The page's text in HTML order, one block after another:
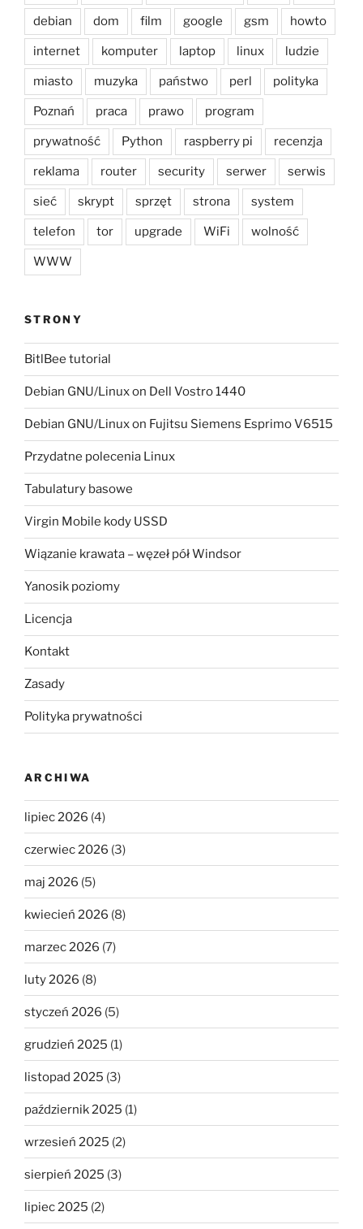
debian dom film google gsm howto
internet komputer laptop linux ludzie
miasto muzyka państwo perl polityka
Poznań praca prawo program
prywatność Python raspberry pi recenzja
reklama router security serwer serwis
sieć skrypt sprzęt strona system
telefon tor upgrade WiFi wolność
WWW
STRONY
BitlBee tutorial
Debian GNU/Linux on Dell Vostro 1440
Debian GNU/Linux on Fujitsu Siemens Esprimo V6515
Przydatne polecenia Linux
Tabulatury basowe
Virgin Mobile kody USSD
Wiązanie krawata – węzeł pół Windsor
Yanosik poziomy
Licencja
Kontakt
Zasady
Polityka prywatności
ARCHIWA
lipiec 2026 (4)
czerwiec 2026 (3)
maj 2026 (5)
kwiecień 2026 (8)
marzec 2026 (7)
luty 2026 (8)
styczeń 2026 (5)
grudzień 2025 (1)
listopad 2025 (3)
październik 2025 (1)
wrzesień 2025 (2)
sierpień 2025 (3)
lipiec 2025 (2)